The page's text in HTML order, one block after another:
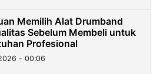
Memilih Alat Drumband
Sebelum Membeli untuk
Profesional
- 00:06